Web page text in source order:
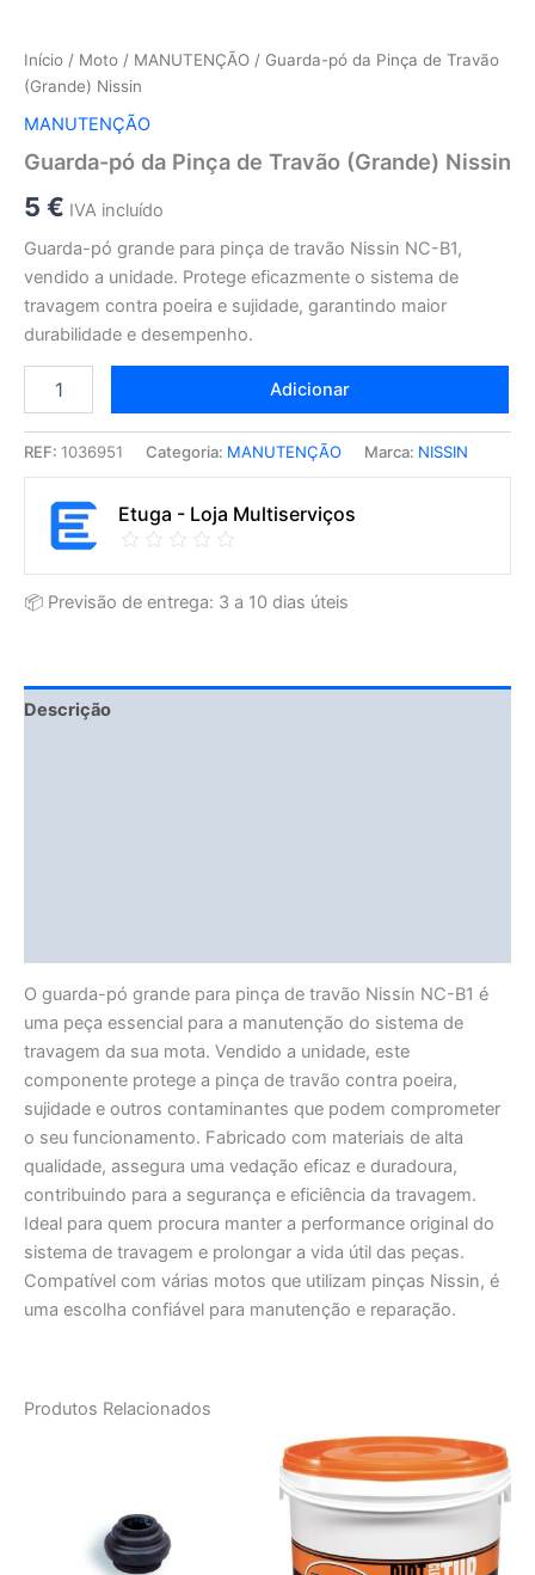
Início / Moto / MANUTENÇÃO / Guarda-pó da Pinça de Travão
(Grande) Nissin
MANUTENÇÃO
Guarda-pó da Pinça de Travão (Grande) Nissin
5 € IVA incluído
Guarda-pó grande para pinça de travão Nissin NC-B1,
vendido a unidade. Protege eficazmente o sistema de
travagem contra poeira e sujidade, garantindo maior
durabilidade e desempenho.
Adicionar
REF: 1036951 Categoria: MANUTENÇÃO Marca: NISSIN
Etuga - Loja Multiserviços
📦 Previsão de entrega: 3 a 10 dias úteis
Descrição
O guarda-pó grande para pinça de travão Nissin NC-B1 é
uma peça essencial para a manutenção do sistema de
travagem da sua mota. Vendido a unidade, este
componente protege a pinça de travão contra poeira,
sujidade e outros contaminantes que podem comprometer
o seu funcionamento. Fabricado com materiais de alta
qualidade, assegura uma vedação eficaz e duradoura,
contribuindo para a segurança e eficiência da travagem.
Ideal para quem procura manter a performance original do
sistema de travagem e prolongar a vida útil das peças.
Compatível com várias motos que utilizam pinças Nissin, é
uma escolha confiável para manutenção e reparação.
Produtos Relacionados